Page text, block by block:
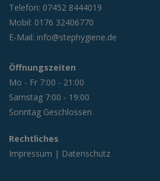
Telefon: 07452 8444019
Mobil: 0176 32406770
E-Mail: info@stephygiene.de
Öffnungszeiten
Mo - Fr 7:00 - 21:00
Samstag 7:00 - 19:00
Sonntag Geschlossen
Rechtliches
Impressum | Datenschutz